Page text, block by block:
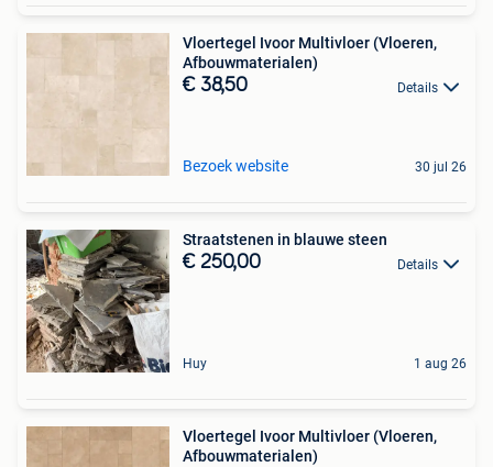
Vloertegel Ivoor Multivloer (Vloeren,
Afbouwmaterialen)
€ 38,50 Details
Bezoek website 30 jul 26
Straatstenen in blauwe steen
€ 250,00 Details
Huy 1 aug 26
Vloertegel Ivoor Multivloer (Vloeren,
Afbouwmaterialen)